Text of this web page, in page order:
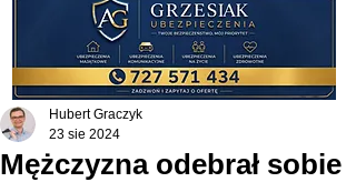
Mężczyzna odebrał sobie
Hubert Graczyk
23 sie 2024